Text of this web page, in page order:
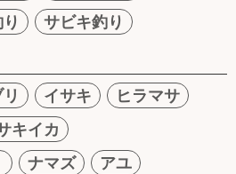
サビキ釣り
イサキ
ヒラマサ
キイカ
ナマズ
アユ